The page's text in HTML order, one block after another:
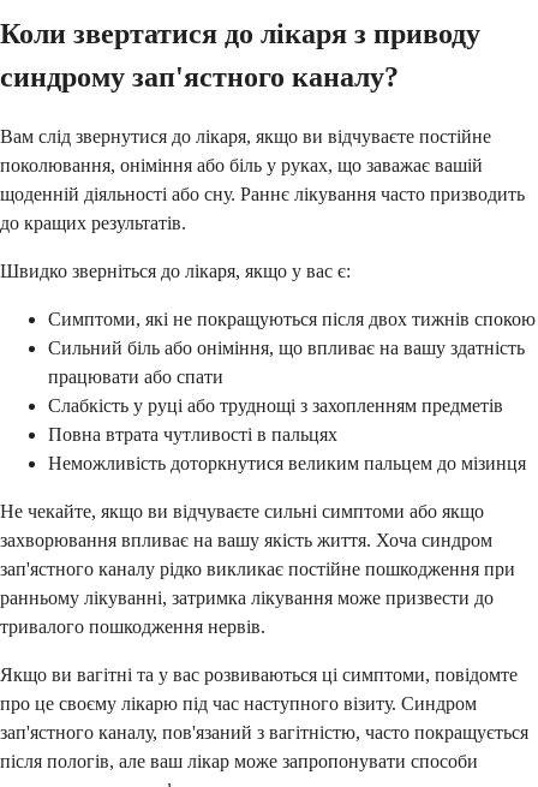
Коли звертатися до лікаря з приводу
синдрому зап'ястного каналу?
Вам слід звернутися до лікаря, якщо ви відчуваєте постійне
поколювання, оніміння або біль у руках, що заважає вашій
щоденній діяльності або сну. Раннє лікування часто призводить
до кращих результатів.
Швидко зверніться до лікаря, якщо у вас є:
Симптоми, які не покращуються після двох тижнів спокою
Сильний біль або оніміння, що впливає на вашу здатність
працювати або спати
Слабкість у руці або труднощі з захопленням предметів
Повна втрата чутливості в пальцях
Неможливість доторкнутися великим пальцем до мізинця
Не чекайте, якщо ви відчуваєте сильні симптоми або якщо
захворювання впливає на вашу якість життя. Хоча синдром
зап'ястного каналу рідко викликає постійне пошкодження при
ранньому лікуванні, затримка лікування може призвести до
тривалого пошкодження нервів.
Якщо ви вагітні та у вас розвиваються ці симптоми, повідомте
про це своєму лікарю під час наступного візиту. Синдром
зап'ястного каналу, пов'язаний з вагітністю, часто покращується
після пологів, але ваш лікар може запропонувати способи